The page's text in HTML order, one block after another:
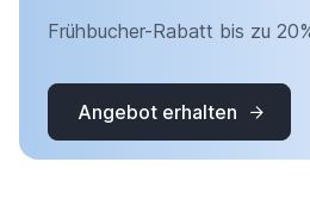
Frühbucher-Rabatt bis zu
Angebot erhalten